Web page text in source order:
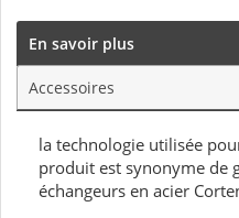
En savoir plus
Accessoires
la technologie utilisée
produit est synonyme de
échangeurs en acier